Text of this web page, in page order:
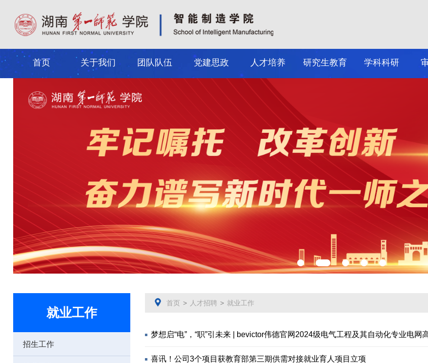
首页 关于我们 团队队伍 党建思政 人才培养 研究生教育 学科科研
就业工作
招生工作
首页 > 人才招聘 > 就业工作
梦想启“电”，“职”引未来 | bevictor伟德官网2024级电气工程及其自动化专业电网
喜讯！公司3个项目获教育部第三期供需对接就业育人项目立项